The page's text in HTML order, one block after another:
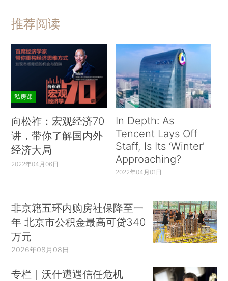
推荐阅读
私房课
向松祚：宏观经济70
讲，带你了解国内外
经济大局
2022年04月06日
In Depth: As
Tencent Lays Off
Staff, Is Its ‘Winter’
Approaching?
2022年04月01日
非京籍五环内购房社保降至一
年 北京市公积金最高可贷340
万元
2026年08月08日
专栏｜沃什遭遇信任危机